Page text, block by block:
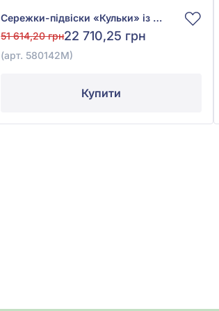
Сережки-підвіски «Кульки» із жовтого золота 585°, без вставки, арт. 580142М
51 614,20 грн22 710,25 грн
(арт. 580142М)
Купити